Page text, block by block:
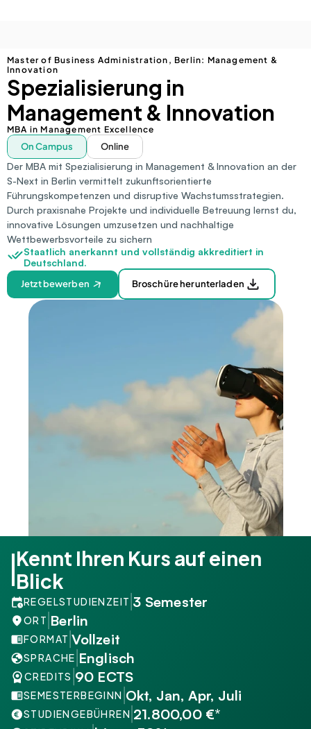
Master of Business Administration, Berlin: Management &
Innovation
Spezialisierung in
Management & Innovation
MBA in Management Excellence
On Campus Online
Der MBA mit Spezialisierung in Management & Innovation an der
S-Next in Berlin vermittelt zukunftsorientierte
Führungskompetenzen und disruptive Wachstumsstrategien.
Durch praxisnahe Projekte und individuelle Betreuung lernst du,
innovative Lösungen umzusetzen und nachhaltige
Wettbewerbsvorteile zu sichern
Staatlich anerkannt und vollständig akkreditiert in
Deutschland.
Jetzt bewerben Broschüre herunterladen
Kennt Ihren Kurs auf einen
Blick
REGELSTUDIENZEIT 3 Semester
ORT Berlin
FORMAT Vollzeit
SPRACHE Englisch
CREDITS 90 ECTS
SEMESTERBEGINN Okt, Jan, Apr, Juli
STUDIENGEBÜHREN 21.800,00 €*